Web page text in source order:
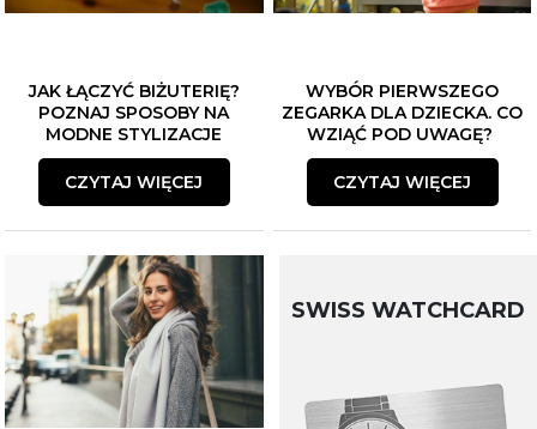
JAK ŁĄCZYĆ BIŻUTERIĘ?
POZNAJ SPOSOBY NA
MODNE STYLIZACJE
CZYTAJ WIĘCEJ
WYBÓR PIERWSZEGO
ZEGARKA DLA DZIECKA. CO
WZIĄĆ POD UWAGĘ?
CZYTAJ WIĘCEJ
SWISS WATCHCARD